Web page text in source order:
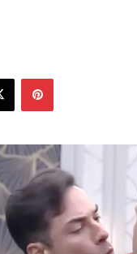
X Pinterest